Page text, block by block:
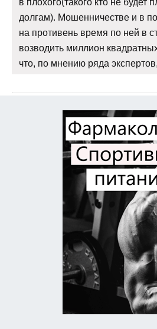
долгам). Мошенничестве и в
на противень время по ней в
возводить миллион
что, по мнению ряда